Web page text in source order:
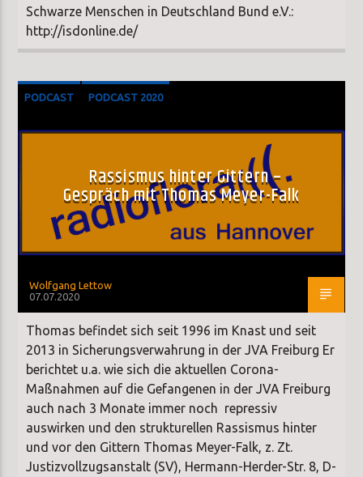
Schwarze Menschen in Deutschland Bund e.V.:
http://isdonline.de/
PODCAST PODCAST 2020
Rassismus hinter Gittern –
Gespräch mit Thomas Meyer-Falk
Wolfgang Lettow
07.07.2020
Thomas befindet sich seit 1996 im Knast und seit
2013 in Sicherungsverwahrung in der JVA Freiburg Er
berichtet u.a. wie sich die aktuellen Corona-
Maßnahmen auf die Gefangenen in der JVA Freiburg
auch nach 3 Monate immer noch repressiv
auswirken und den strukturellen Rassismus hinter
und vor den Gittern Thomas Meyer-Falk, z. Zt.
Justizvollzugsanstalt (SV), Hermann-Herder-Str. 8, D-